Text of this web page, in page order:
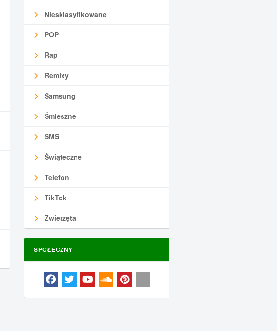
Niesklasyfikowane
POP
Rap
Remixy
Samsung
Śmieszne
SMS
Świąteczne
Telefon
TikTok
Zwierzęta
SPOŁECZNY